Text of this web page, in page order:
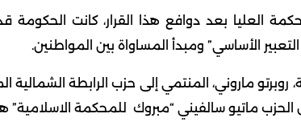
العليا بعد دوافع هذا القرار، كانت
الأساسي” ومبدأ المساواة بين المواطنين.
روبرتو ماروني، المنتمي إلى حزب الرابطة
الحزب ماتيو سالفيني “مبروك للمحكمة الاسلامية”